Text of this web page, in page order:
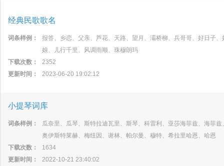
经典民歌歌名
词条样例：
报答、乡恋、父亲、芦花、天路、望月、灞桥柳、兵哥哥、好日子
娘、儿行千里、风调雨顺、珠穆朗玛
下载次数：
2352
更新时间：
2023-06-20 19:02:12
小提琴词库
词条样例：
瓜奈里、瓜琴、斯特拉迪瓦里、斯琴、科雷利、亚莎海菲兹、海菲
奥伊斯特莱赫、梅纽因、谢林、帕尔曼、穆特、希拉里哈恩、哈恩
下载次数：
1634
更新时间：
2022-10-21 23:40:02